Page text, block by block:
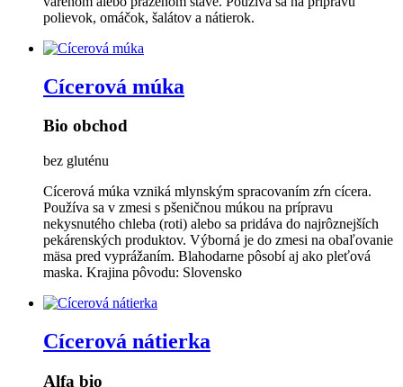
polievok, omáčok, šalátov a nátierok.
Cícerová múka
Bio obchod
bez gluténu
Cícerová múka vzniká mlynským spracovaním zŕn cícera.
Používa sa v zmesi s pšeničnou múkou na prípravu
nekysnutého chleba (roti) alebo sa pridáva do najrôznejších
pekárenských produktov. Výborná je do zmesi na obaľovanie
mäsa pred vyprážaním. Blahodarne pôsobí aj ako pleťová
maska. Krajina pôvodu: Slovensko
Cícerová nátierka
Alfa bio